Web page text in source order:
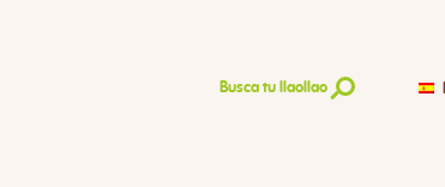
Busca tu llaollao